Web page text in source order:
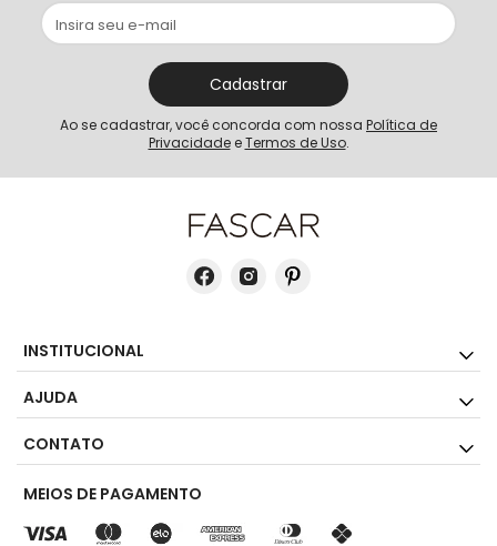
Cadastrar
Ao se cadastrar, você concorda com nossa Política de
Privacidadee Termos de Uso.
INSTITUCIONAL
AJUDA
CONTATO
MEIOS DE PAGAMENTO